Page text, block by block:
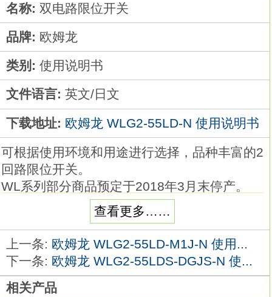
名称: 双电路限位开关
品牌: 欧姆龙
类别: 使用说明书
文件语言: 英文/日文
下载地址: 欧姆龙 WLG2-55LD-N 使用说明书
可根据使用环境和用途进行选择，品种丰富的2
回路限位开关。
WL系列部分商品预定于2018年3月末停产。
品种丰富，限位开关的标准
丰富的种类
长久以来，为满足用户需求， WL系列提供了
各种各样的限位开关欧姆龙WLG2-55LD-N手
册。
查看更多……
上一条: 欧姆龙 WLG2-55LD-M1J-N 使用...
下一条: 欧姆龙 WLG2-55LDS-DGJS-N 使...
相关产品